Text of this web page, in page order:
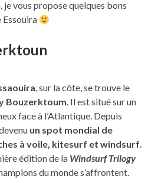
, je vous propose quelques bons
Essouira
, sur la côte, se trouve le
Bouzerktoum. Il est situé sur un
face à l’Atlantique. Depuis
un spot mondial de
à voile, kitesurf et windsurf.
édition de la Windsurf Trilogy
du monde s’affrontent.